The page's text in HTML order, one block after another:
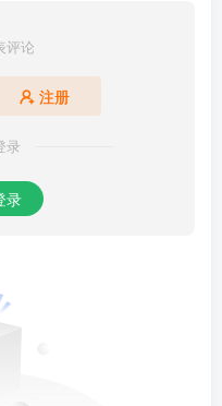
评论
注册
录
录